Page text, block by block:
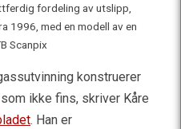
fordeling av utslipp,
1996, med en modell av en
Scanpix
konstruerer
ikke fins, skriver Kåre
. Han er